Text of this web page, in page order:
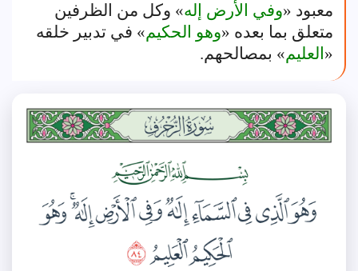
معبود «وفي الأرض إله» وكل من الظرفين
متعلق بما بعده «وهو الحكيم» في تدبير خلقه
« العليم» بمصالحهم.